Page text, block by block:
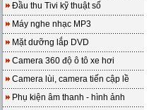
Đầu thu Tivi kỹ thuật số
Máy nghe nhạc MP3
Mặt dưỡng lắp DVD
Camera 360 độ ô tô xe hơi
Camera lùi, camera tiến cập lề
Phụ kiện âm thanh - hình ảnh